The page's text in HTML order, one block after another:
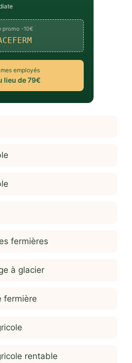
promo -10€
employés
lieu de 79€
fermières
à glacier
fermière
rentable